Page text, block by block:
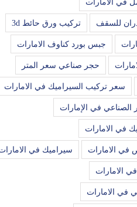
للسقف تركيب ورق حائط 3d
جبس بورد كناوف الامارات
حجر صناعي سعر المتر
سعر تركيب السيراميك في الامارات
الصناعي في الإمارات
في الامارات
في الامارات سيراميك في
الامارات
في الامارات